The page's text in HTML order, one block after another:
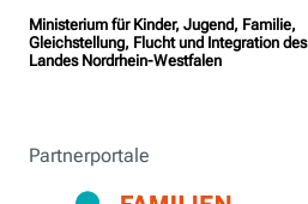
Ministerium für Kinder, Jugend, Familie,
Gleichstellung, Flucht und Integration des
Landes Nordrhein-Westfalen
Partnerportale